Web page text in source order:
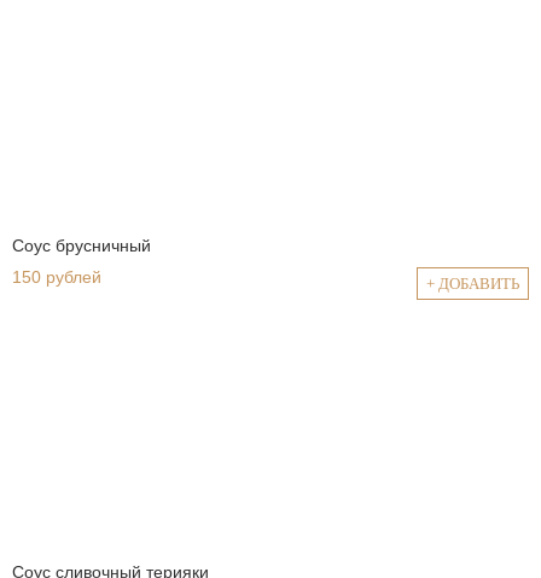
Соус брусничный
150 рублей
+ ДОБАВИТЬ
Соус сливочный терияки